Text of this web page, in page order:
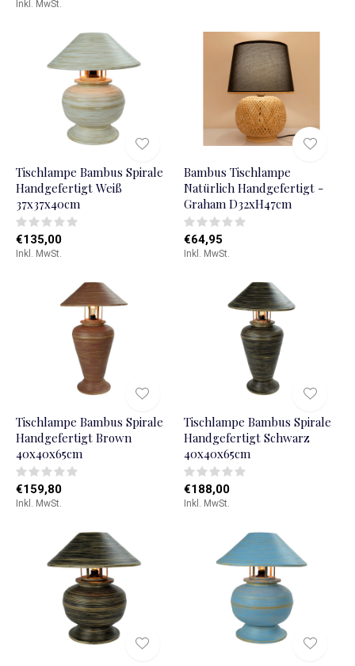
Inkl. MwSt.
Tischlampe Bambus Spirale
Handgefertigt Weiß
37x37x40cm
€135,00
Inkl. MwSt.
Bambus Tischlampe
Natürlich Handgefertigt -
Graham D32xH47cm
€64,95
Inkl. MwSt.
Tischlampe Bambus Spirale
Handgefertigt Brown
40x40x65cm
€159,80
Inkl. MwSt.
Tischlampe Bambus Spirale
Handgefertigt Schwarz
40x40x65cm
€188,00
Inkl. MwSt.